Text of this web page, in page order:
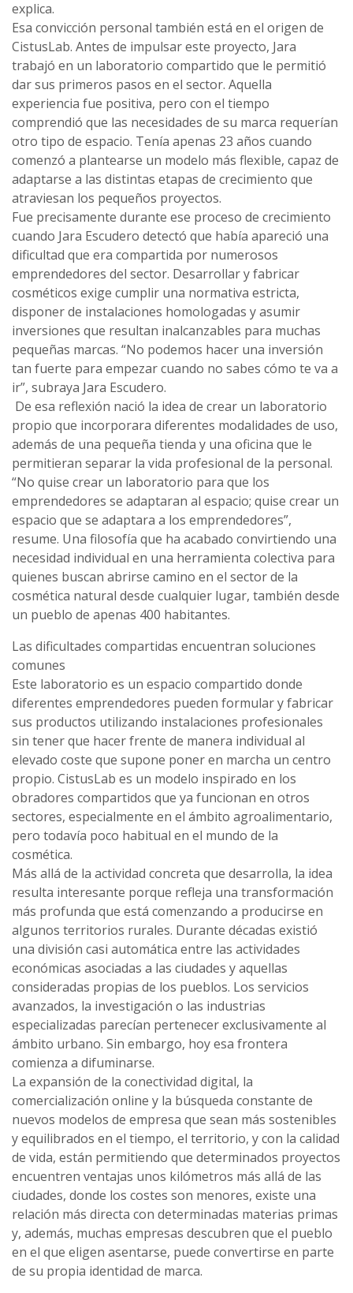
explica.
Esa convicción personal también está en el origen de
CistusLab. Antes de impulsar este proyecto, Jara
trabajó en un laboratorio compartido que le permitió
dar sus primeros pasos en el sector. Aquella
experiencia fue positiva, pero con el tiempo
comprendió que las necesidades de su marca requerían
otro tipo de espacio. Tenía apenas 23 años cuando
comenzó a plantearse un modelo más flexible, capaz de
adaptarse a las distintas etapas de crecimiento que
atraviesan los pequeños proyectos.
Fue precisamente durante ese proceso de crecimiento
cuando Jara Escudero detectó que había apareció una
dificultad que era compartida por numerosos
emprendedores del sector. Desarrollar y fabricar
cosméticos exige cumplir una normativa estricta,
disponer de instalaciones homologadas y asumir
inversiones que resultan inalcanzables para muchas
pequeñas marcas. “No podemos hacer una inversión
tan fuerte para empezar cuando no sabes cómo te va a
ir”, subraya Jara Escudero.
De esa reflexión nació la idea de crear un laboratorio
propio que incorporara diferentes modalidades de uso,
además de una pequeña tienda y una oficina que le
permitieran separar la vida profesional de la personal.
“No quise crear un laboratorio para que los
emprendedores se adaptaran al espacio; quise crear un
espacio que se adaptara a los emprendedores”,
resume. Una filosofía que ha acabado convirtiendo una
necesidad individual en una herramienta colectiva para
quienes buscan abrirse camino en el sector de la
cosmética natural desde cualquier lugar, también desde
un pueblo de apenas 400 habitantes.
Las dificultades compartidas encuentran soluciones
comunes
Este laboratorio es un espacio compartido donde
diferentes emprendedores pueden formular y fabricar
sus productos utilizando instalaciones profesionales
sin tener que hacer frente de manera individual al
elevado coste que supone poner en marcha un centro
propio. CistusLab es un modelo inspirado en los
obradores compartidos que ya funcionan en otros
sectores, especialmente en el ámbito agroalimentario,
pero todavía poco habitual en el mundo de la
cosmética.
Más allá de la actividad concreta que desarrolla, la idea
resulta interesante porque refleja una transformación
más profunda que está comenzando a producirse en
algunos territorios rurales. Durante décadas existió
una división casi automática entre las actividades
económicas asociadas a las ciudades y aquellas
consideradas propias de los pueblos. Los servicios
avanzados, la investigación o las industrias
especializadas parecían pertenecer exclusivamente al
ámbito urbano. Sin embargo, hoy esa frontera
comienza a difuminarse.
La expansión de la conectividad digital, la
comercialización online y la búsqueda constante de
nuevos modelos de empresa que sean más sostenibles
y equilibrados en el tiempo, el territorio, y con la calidad
de vida, están permitiendo que determinados proyectos
encuentren ventajas unos kilómetros más allá de las
ciudades, donde los costes son menores, existe una
relación más directa con determinadas materias primas
y, además, muchas empresas descubren que el pueblo
en el que eligen asentarse, puede convertirse en parte
de su propia identidad de marca.